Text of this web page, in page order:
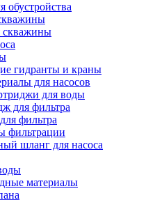
скважины
гидранты и краны
для насосов
для воды
для фильтра
фильтра
фильтрации
шланг для насоса
материалы